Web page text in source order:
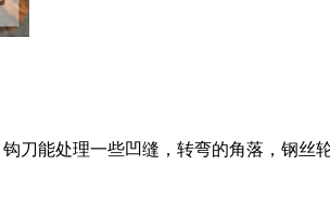
刀能处理一些凹缝，转弯的角落，钢